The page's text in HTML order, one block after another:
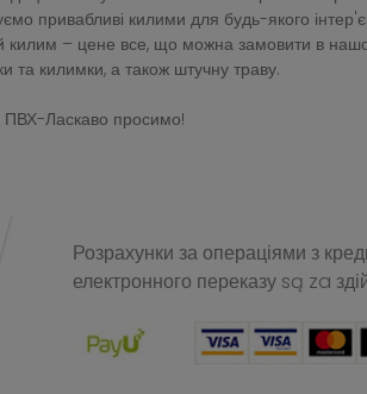
привабливі килими для будь-якого
килим – цене все, що можна замовити в
та килимки, а також штучну траву.
ПВХ-Ласкаво просимо!
Розрахунки за операціями з
електронного переказу są za